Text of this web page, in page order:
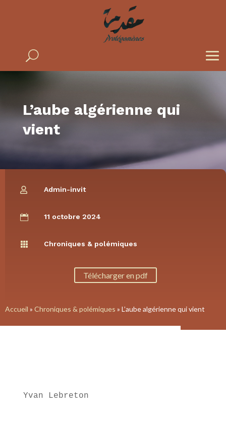
L’aube algérienne qui
vient
Accueil » Chroniques & polémiques » L’aube algérienne qui vient
 Admin-invit
 11 octobre 2024
 Chroniques & polémiques
Télécharger en pdf
Yvan Lebreton